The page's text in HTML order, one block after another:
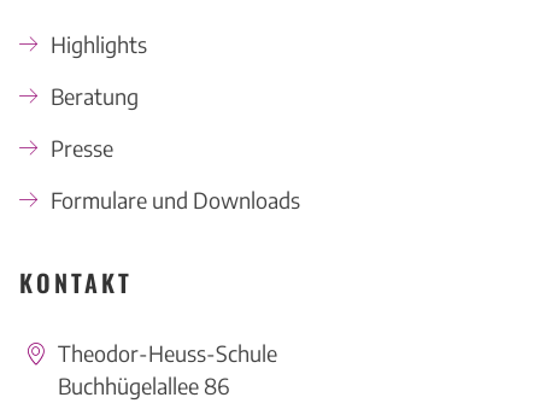
Highlights
Beratung
Presse
Formulare und Downloads
KONTAKT
Theodor-Heuss-Schule
Buchhügelallee 86